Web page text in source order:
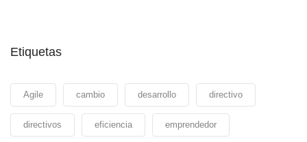
Etiquetas
Agile cambio desarrollo directivo
directivos eficiencia emprendedor